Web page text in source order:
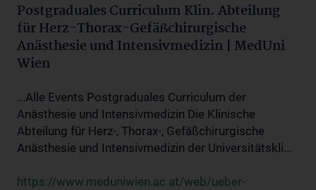
Postgraduales Curriculum Klin. Abteilung
für Herz-Thorax-Gefäßchirurgische
Anästhesie und Intensivmedizin | MedUni
Wien
...Alle Events Postgraduales Curriculum der
Anästhesie und Intensivmedizin Die Klinische
Abteilung für Herz-, Thorax-, Gefäßchirurgische
Anästhesie und Intensivmedizin der Universitätskli...
https://www.meduniwien.ac.at/web/ueber-